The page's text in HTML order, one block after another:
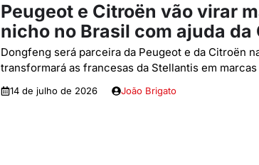
Peugeot e Citroën vão virar
nicho no Brasil com ajuda da
Dongfeng será parceira da Peugeot e da Citroën
transformará as francesas da Stellantis em
14 de julho de 2026 João Brigato